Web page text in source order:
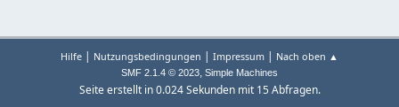
Hilfe | Nutzungsbedingungen | Impressum | Nach oben ▲
SMF 2.1.4 © 2023, Simple Machines
Seite erstellt in 0.024 Sekunden mit 15 Abfragen.